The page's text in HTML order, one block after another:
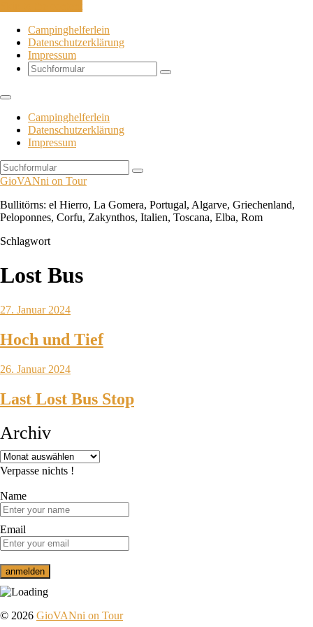
Campinghelferlein
Datenschutzerklärung
Impressum
Search
Campinghelferlein
Datenschutzerklärung
Impressum
Search
GioVANni on Tour
Bullitörns: el Hierro, La Gomera, Portugal, Algarve, Griechenland,
Peloponnes, Corfu, Zakynthos, Italien, Toscana, Elba, Rom
Schlagwort
Lost Bus
27. Januar 2024
Hoch und Tief
26. Januar 2024
Last Lost Bus Stop
Archiv
Verpasse nichts !
Name
Email
© 2026 GioVANni on Tour